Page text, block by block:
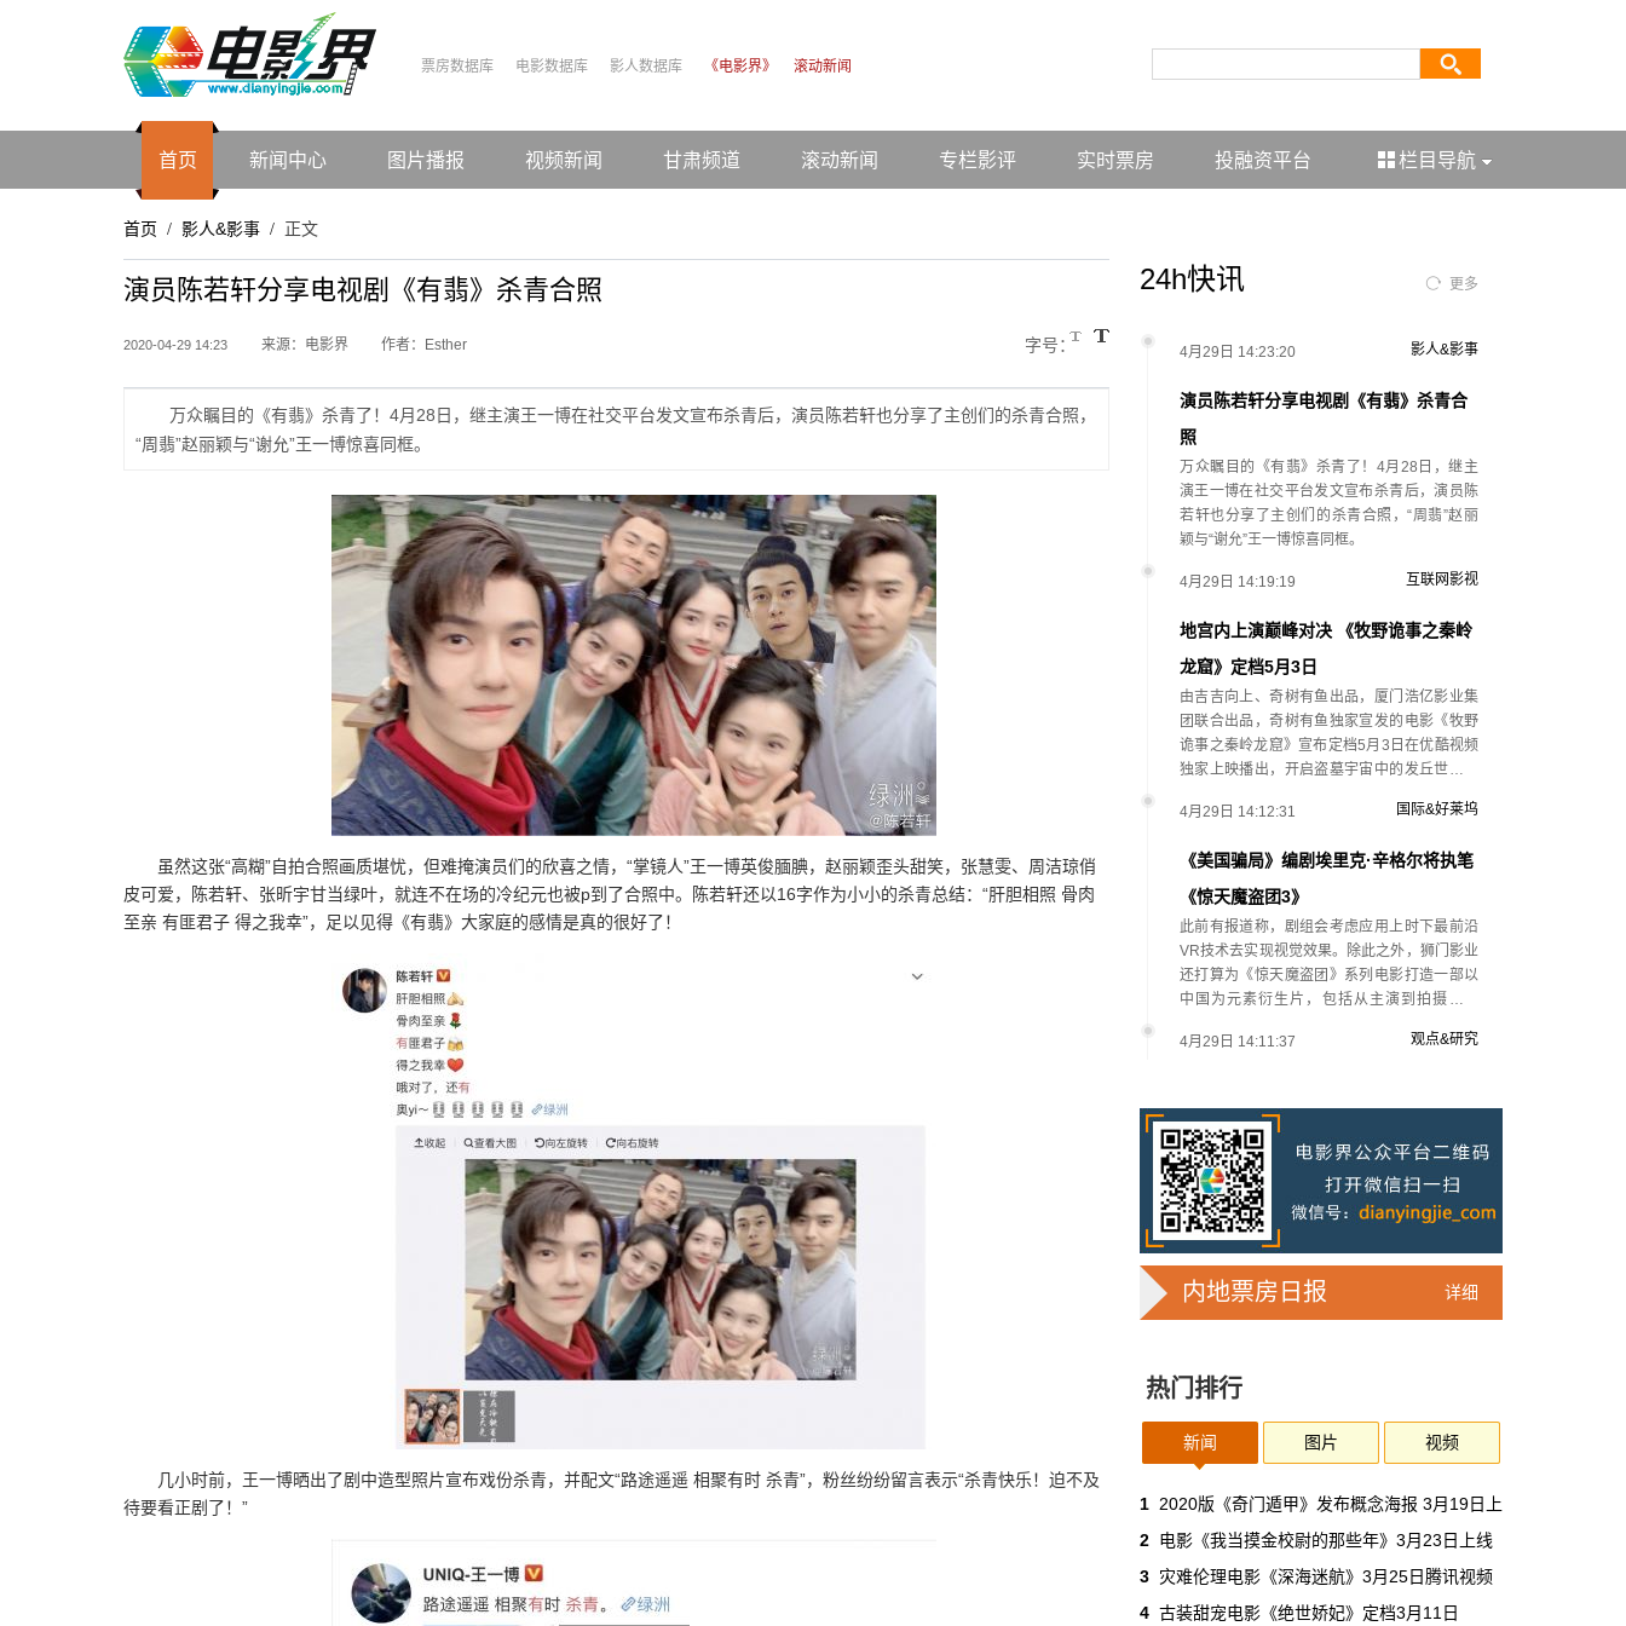
票房数据库 电影数据库 影人数据库 《电影界》 滚动新闻
首页 新闻中心 图片播报 视频新闻 甘肃频道 滚动新闻 专栏影评 实时票房 投融资平台 栏目导航
首页 / 影人&影事 / 正文
演员陈若轩分享电视剧《有翡》杀青合照
2020-04-29 14:23 来源：电影界 作者：Esther 字号：
万众瞩目的《有翡》杀青了！4月28日，继主演王一博在社交平台发文宣布杀青后，演员陈若轩也分享了主创们的杀青合照，
“周翡”赵丽颖与“谢允”王一博惊喜同框。
虽然这张“高糊”自拍合照画质堪忧，但难掩演员们的欣喜之情，“掌镜人”王一博英俊腼腆，赵丽颖歪头甜笑，张慧雯、周洁琼俏
皮可爱，陈若轩、张昕宇甘当绿叶，就连不在场的冷纪元也被p到了合照中。陈若轩还以16字作为小小的杀青总结：“肝胆相照 骨肉
至亲 有匪君子 得之我幸”，足以见得《有翡》大家庭的感情是真的很好了！
几小时前，王一博晒出了剧中造型照片宣布戏份杀青，并配文“路途遥遥 相聚有时 杀青”，粉丝纷纷留言表示“杀青快乐！迫不及
待要看正剧了！”
24h快讯 更多
4月29日 14:23:20
演员陈若轩分享电视剧《有翡》杀青合
照
万众瞩目的《有翡》杀青了！4月28日，继主
演王一博在社交平台发文宣布杀青后，演员陈
若轩也分享了主创们的杀青合照，“周翡”赵丽
颖与“谢允”王一博惊喜同框。
影人&影事
4月29日 14:19:19
地宫内上演巅峰对决 《牧野诡事之秦岭
龙窟》定档5月3日
由吉吉向上、奇树有鱼出品，厦门浩亿影业集
团联合出品，奇树有鱼独家宣发的电影《牧野
诡事之秦岭龙窟》宣布定档5月3日在优酷视频
独家上映播出，开启盗墓宇宙中的发丘世界。
互联网影视
4月29日 14:12:31
《美国骗局》编剧埃里克·辛格尔将执笔
《惊天魔盗团3》
此前有报道称，剧组会考虑应用上时下最前沿
VR技术去实现视觉效果。除此之外，狮门影业
还打算为《惊天魔盗团》系列电影打造一部以
中国为元素衍生片，包括从主演到拍摄全部
国际&好莱坞
4月29日 14:11:37
何两极化？
4月1日，根据天下霸唱小说改编的网剧《龙岭
迷窟》迎来线上首映。4月2日，小说同名网络
电影登陆长视频平台。截至当前，两部作品在
豆瓣平台分别取得8.2分、2.9分，成就该系
列…
观点&研究
大型战争题材电影《血沃宁夏红》举行
进入新时期，宁夏发生了翻天覆地的变化。爱
民不忘历史，牢记历史，珍惜现有的幸福生
活，为建设美丽新宁夏、共圆伟大中国梦做出
新闻速递
4月29日 13:58:36
朱时茂监制古风竖屏短剧《桃花落尽与
君还》即将上线
《桃花落尽与君还》是一部描写潘瑯人物命运
电视&剧集
详细
内地票房日报
热门排行
新闻 图片 视频
1 2020版《奇门遁甲》发布概念海报 3月19日上
2 电影《我当摸金校尉的那些年》3月23日上线
3 灾难伦理电影《深海迷航》3月25日腾讯视频
4 古装甜宠电影《绝世娇妃》定档3月11日